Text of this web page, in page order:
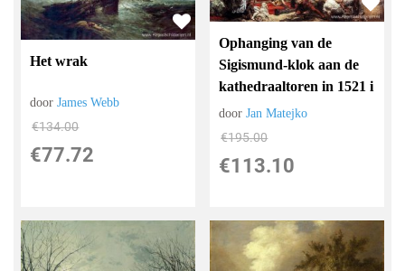
Het wrak
doorJames Webb
€134.00
€77.72
Ophanging van de
Sigismund-klok aan de
kathedraaltoren in 1521 i
doorJan Matejko
€195.00
€113.10